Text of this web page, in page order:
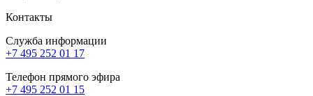
Контакты
Служба информации
+7 495 252 01 17
Телефон прямого эфира
+7 495 252 01 15